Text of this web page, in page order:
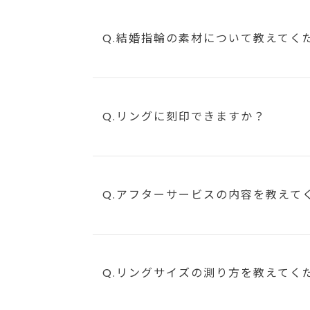
Q.結婚指輪の素材について教えてく
Q.リングに刻印できますか？
Q.アフターサービスの内容を教えて
Q.リングサイズの測り方を教えてく